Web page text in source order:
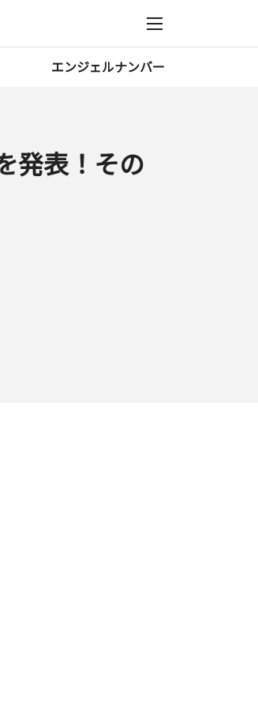
エンジェルナンバー
発表！その